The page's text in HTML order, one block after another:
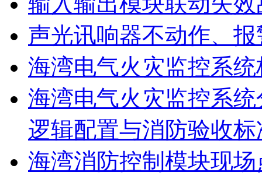
声光讯响器不动作、
海湾电气火灾监控系
海湾电气火灾监控系
逻辑配置与消防验收标
海湾消防控制模块现